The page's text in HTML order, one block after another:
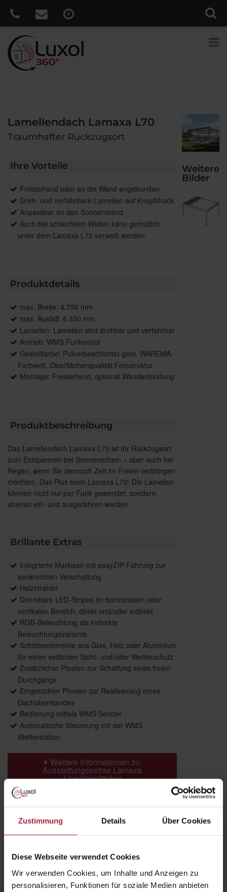
Zustimmung Details Über Cookies
Diese Webseite verwendet Cookies
Wir verwenden Cookies, um Inhalte und Anzeigen zu
personalisieren, Funktionen für soziale Medien anbieten
Lamellendach Lamaxa L70
Traumhafter Rückzugsort
Ihre Vorteile
Freistehend oder an die Wand angebunden
Dreh- und verfahrbare Lamellen auf Knopfdruck
Anpassbar an den Sonnenstand
Auch bei schlechtem Wetter kann gemütlich
unter dem Lamaxa L70 verweilt werden
Produktdetails
max. Breite: 4.750 mm
max. Ausfall: 6.330 mm
Lamellen: Lamellen sind drehbar und verfahrbar
Antrieb: WMS Funkmotor
Gestellfarbe: Pulverbeschichtet gem. WAREMA
Farbwelt, Oberflächenqualität Feinstruktur
Montage: Freistehend, optional Wandanbindung
Produktbeschreibung
Das Lamellendach Lamaxa L70 ist Ihr Rückzugsort
zum Entspannen bei Sonnenschein – aber auch bei
Regen, wenn Sie dennoch Zeit im Freien verbringen
möchten. Das Plus beim Lamaxa L70: Die Lamellen
können nicht nur per Funk gewendet, sondern
ebenso ein- und ausgefahren werden.
Brillante Extras
Integrierte Markisen mit easyZIP-Führung zur
senkrechten Verschattung
Heizstrahler
Dimmbare LED-Stripes im horizontalen oder
vertikalen Bereich, direkt und/oder indirekt
RGB-Beleuchtung als indirekte
Beleuchtungsvariante
Schiebeelemente aus Glas, Holz oder Aluminium
für einen seitlichen Sicht- und/oder Wetterschutz
Zusätzlicher Pfosten zur Schaffung eines freien
Durchgangs
Eingerückter Pfosten zur Realisierung eines
Dachüberstandes
Bedienung mittels WMS Sender
Automatische Steuerung mit der WMS
Wetterstation
Weitere Informationen zu
Ausstattungsextras Lamaxa
Lamellendächer
Farben
Weitere
Bilder
Das könnte Sie auch interessieren